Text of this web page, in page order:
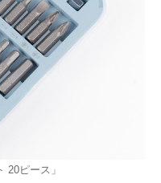
20ピース」